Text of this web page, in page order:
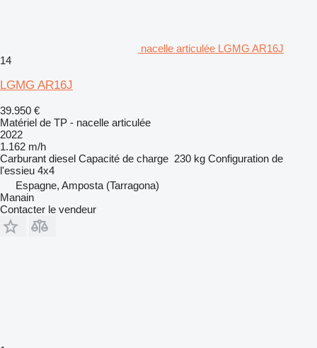
nacelle articulée LGMG AR16J
14
LGMG AR16J
39.950 €
Matériel de TP - nacelle articulée
2022
1.162 m/h
Carburant diesel Capacité de charge 230 kg Configuration de
l'essieu 4x4
Espagne, Amposta (Tarragona)
Manain
Contacter le vendeur